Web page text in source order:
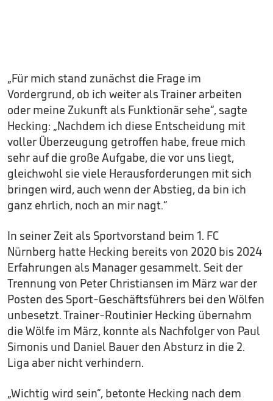
„Für mich stand zunächst die Frage im
Vordergrund, ob ich weiter als Trainer arbeiten
oder meine Zukunft als Funktionär sehe“, sagte
Hecking: „Nachdem ich diese Entscheidung mit
voller Überzeugung getroffen habe, freue mich
sehr auf die große Aufgabe, die vor uns liegt,
gleichwohl sie viele Herausforderungen mit sich
bringen wird, auch wenn der Abstieg, da bin ich
ganz ehrlich, noch an mir nagt.“
In seiner Zeit als Sportvorstand beim 1. FC
Nürnberg hatte Hecking bereits von 2020 bis 2024
Erfahrungen als Manager gesammelt. Seit der
Trennung von Peter Christiansen im März war der
Posten des Sport-Geschäftsführers bei den Wölfen
unbesetzt. Trainer-Routinier Hecking übernahm
die Wölfe im März, konnte als Nachfolger von Paul
Simonis und Daniel Bauer den Absturz in die 2.
Liga aber nicht verhindern.
„Wichtig wird sein“, betonte Hecking nach dem